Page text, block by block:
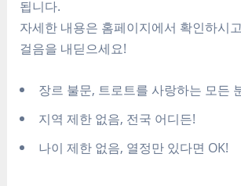
됩니다.
자세한 내용은 홈페이지에서 확인하시
걸음을 내딛으세요!
장르 불문, 트로트를 사랑하는 모든
지역 제한 없음, 전국 어디든!
나이 제한 없음, 열정만 있다면 OK!